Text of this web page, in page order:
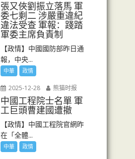
張又俠劉振立落馬 軍
委七剩二 涉嚴重違紀
違法受查 軍報：踐踏
軍委主席負責制
【政情】中國國防部昨日通
報，中央...
中華 政情
2025-12-28 熊猫时报
中國工程院士名單 軍
工巨頭曹建國遭撤
【政情】中國工程院官網昨
在「全體...
中華 政情